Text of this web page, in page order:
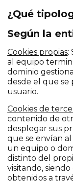
¿Qué
Según la
Cookies propias:
al equipo
dominio
desde el que se
usuario.
Cookies de
contenido de
desplegar sus
que se envían
un equipo o
distinto del
visitando,
obtenidos a